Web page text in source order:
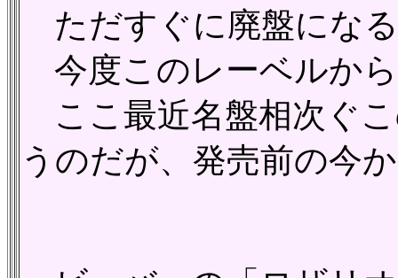
ただすぐに廃盤にな
今度このレーベルか
ここ最近名盤相次ぐ
うのだが、発売前の今